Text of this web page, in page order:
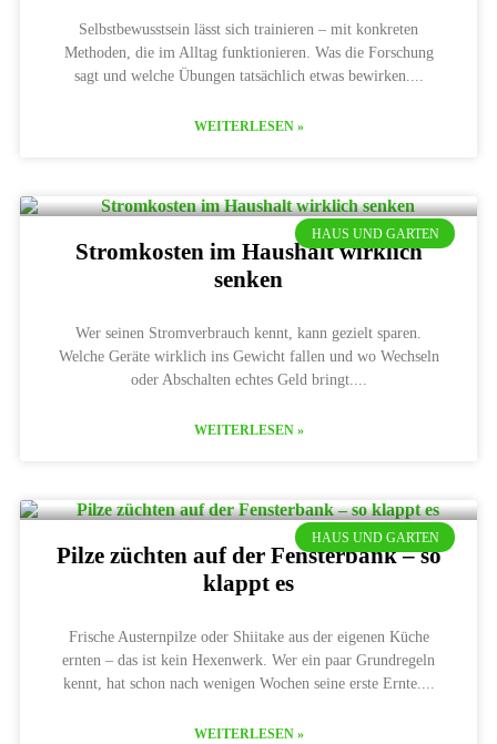
Selbstbewusstsein lässt sich trainieren – mit konkreten
Methoden, die im Alltag funktionieren. Was die Forschung
sagt und welche Übungen tatsächlich etwas bewirken.
WEITERLESEN »
HAUS UND GARTEN
Stromkosten im Haushalt wirklich
senken
Wer seinen Stromverbrauch kennt, kann gezielt sparen.
Welche Geräte wirklich ins Gewicht fallen und wo Wechseln
oder Abschalten echtes Geld bringt.
WEITERLESEN »
HAUS UND GARTEN
Pilze züchten auf der Fensterbank – so
klappt es
Frische Austernpilze oder Shiitake aus der eigenen Küche
ernten – das ist kein Hexenwerk. Wer ein paar Grundregeln
kennt, hat schon nach wenigen Wochen seine erste Ernte.
WEITERLESEN »